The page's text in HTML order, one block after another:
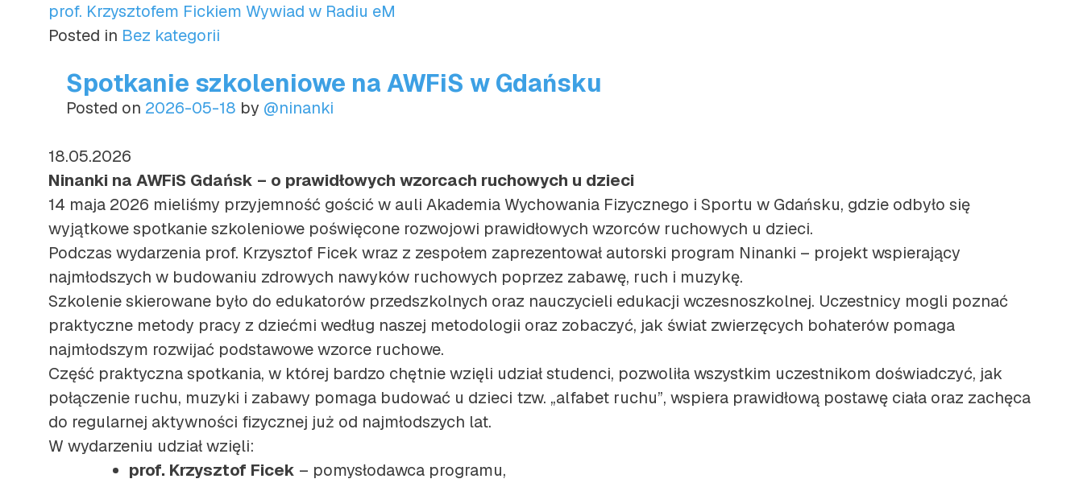
prof. Krzysztofem Fickiem Wywiad w Radiu eM
Posted in Bez kategorii
Spotkanie szkoleniowe na AWFiS w Gdańsku
Posted on 2026-05-18 by @ninanki
18.05.2026
Ninanki na AWFiS Gdańsk – o prawidłowych wzorcach ruchowych u dzieci
14 maja 2026 mieliśmy przyjemność gościć w auli Akademia Wychowania Fizycznego i Sportu w Gdańsku, gdzie odbyło się
wyjątkowe spotkanie szkoleniowe poświęcone rozwojowi prawidłowych wzorców ruchowych u dzieci.
Podczas wydarzenia prof. Krzysztof Ficek wraz z zespołem zaprezentował autorski program Ninanki – projekt wspierający
najmłodszych w budowaniu zdrowych nawyków ruchowych poprzez zabawę, ruch i muzykę.
Szkolenie skierowane było do edukatorów przedszkolnych oraz nauczycieli edukacji wczesnoszkolnej. Uczestnicy mogli poznać
praktyczne metody pracy z dziećmi według naszej metodologii oraz zobaczyć, jak świat zwierzęcych bohaterów pomaga
najmłodszym rozwijać podstawowe wzorce ruchowe.
Część praktyczna spotkania, w której bardzo chętnie wzięli udział studenci, pozwoliła wszystkim uczestnikom doświadczyć, jak
połączenie ruchu, muzyki i zabawy pomaga budować u dzieci tzw. „alfabet ruchu”, wspiera prawidłową postawę ciała oraz zachęca
do regularnej aktywności fizycznej już od najmłodszych lat.
W wydarzeniu udział wzięli:
prof. Krzysztof Ficek – pomysłodawca programu,